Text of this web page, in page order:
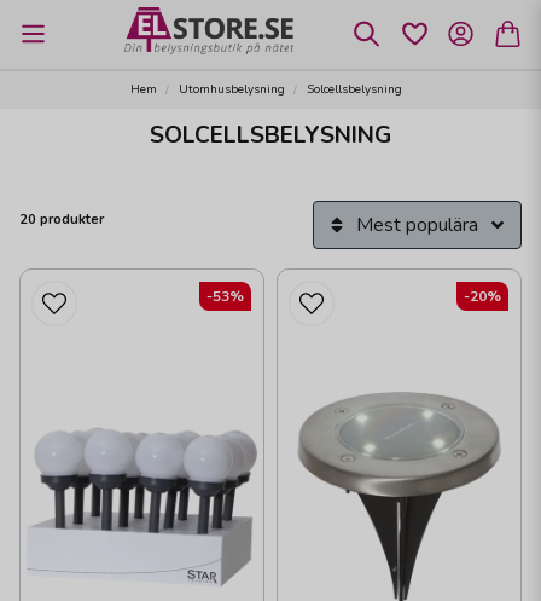
Hem Utomhusbelysning Solcellsbelysning
SOLCELLSBELYSNING
20 produkter Mest populära
-53% -20%